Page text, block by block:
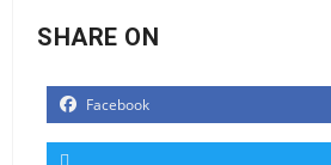
SHARE ON
Facebook